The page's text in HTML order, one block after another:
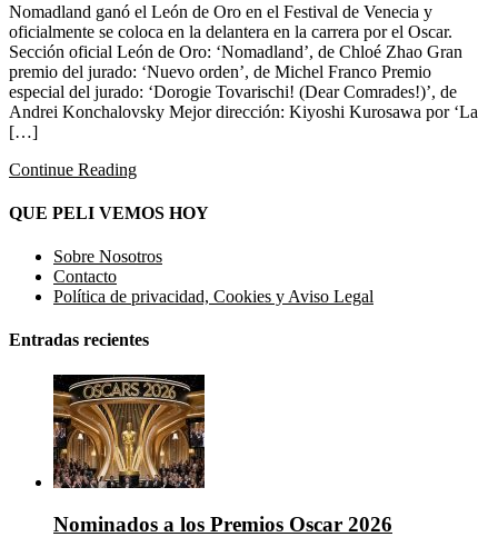
Nomadland ganó el León de Oro en el Festival de Venecia y
oficialmente se coloca en la delantera en la carrera por el Oscar.
Sección oficial León de Oro: ‘Nomadland’, de Chloé Zhao Gran
premio del jurado: ‘Nuevo orden’, de Michel Franco Premio
especial del jurado: ‘Dorogie Tovarischi! (Dear Comrades!)’, de
Andrei Konchalovsky Mejor dirección: Kiyoshi Kurosawa por ‘La
[…]
Continue Reading
QUE PELI VEMOS HOY
Sobre Nosotros
Contacto
Política de privacidad, Cookies y Aviso Legal
Entradas recientes
Nominados a los Premios Oscar 2026